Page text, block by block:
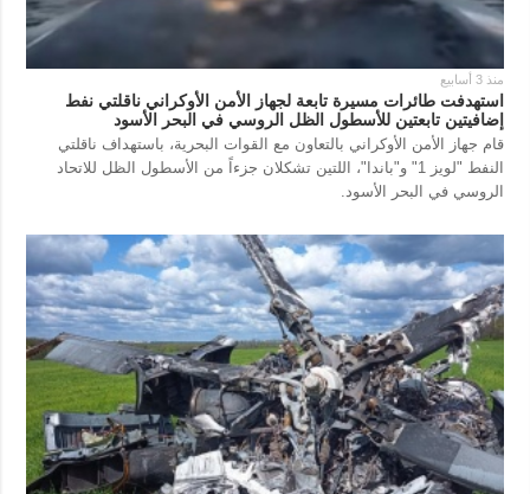
منذ 3 أسابيع
استهدفت طائرات مسيرة تابعة لجهاز الأمن الأوكراني ناقلتي نفط
إضافيتين تابعتين للأسطول الظل الروسي في البحر الأسود
قام جهاز الأمن الأوكراني بالتعاون مع القوات البحرية، باستهداف ناقلتي
النفط "لويز 1" و"باندا"، اللتين تشكلان جزءاً من الأسطول الظل للاتحاد
الروسي في البحر الأسود.